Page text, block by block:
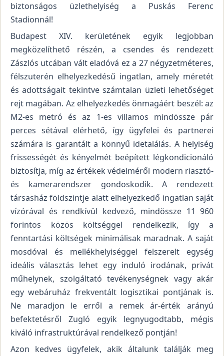
biztonságos üzlethelyiség a Puskás Ferenc
Stadionnál!
Budapest XIV. kerületének egyik legjobban
megközelíthető részén, a csendes és rendezett
Zászlós utcában vált eladóvá ez a 27 négyzetméteres,
félszuterén elhelyezkedésű ingatlan, amely méretét
és adottságait tekintve számtalan üzleti lehetőséget
rejt magában. Az elhelyezkedés önmagáért beszél: az
M2-es metró és az 1-es villamos mindössze pár
perces sétával elérhető, így ügyfelei és partnerei
számára is garantált a könnyű idetalálás. A helyiség
frissességét és kényelmét beépített légkondicionáló
biztosítja, míg az értékek védelméről modern riasztó-
és kamerarendszer gondoskodik. A rendezett
társasház földszintje alatt elhelyezkedő ingatlan saját
vízórával és rendkívül kedvező, mindössze 11 960
forintos közös költséggel rendelkezik, így a
fenntartási költségek minimálisak maradnak. A saját
mosdóval és mellékhelyiséggel felszerelt egység
ideális választás lehet egy induló irodának, privát
műhelynek, szolgáltató tevékenységnek vagy akár
egy webáruház frekventált logisztikai pontjának is.
Ne maradjon le erről a remek ár-érték arányú
befektetésről Zugló egyik legnyugodtabb, mégis
kiváló infrastruktúrával rendelkező pontján!
Azon kedves ügyfelek, akik általunk találják meg